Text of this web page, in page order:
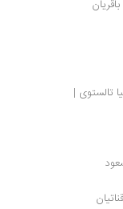
پیرامون عشق و نفرت: ازدواج طوفانی لئو و سونیا تالستوی |